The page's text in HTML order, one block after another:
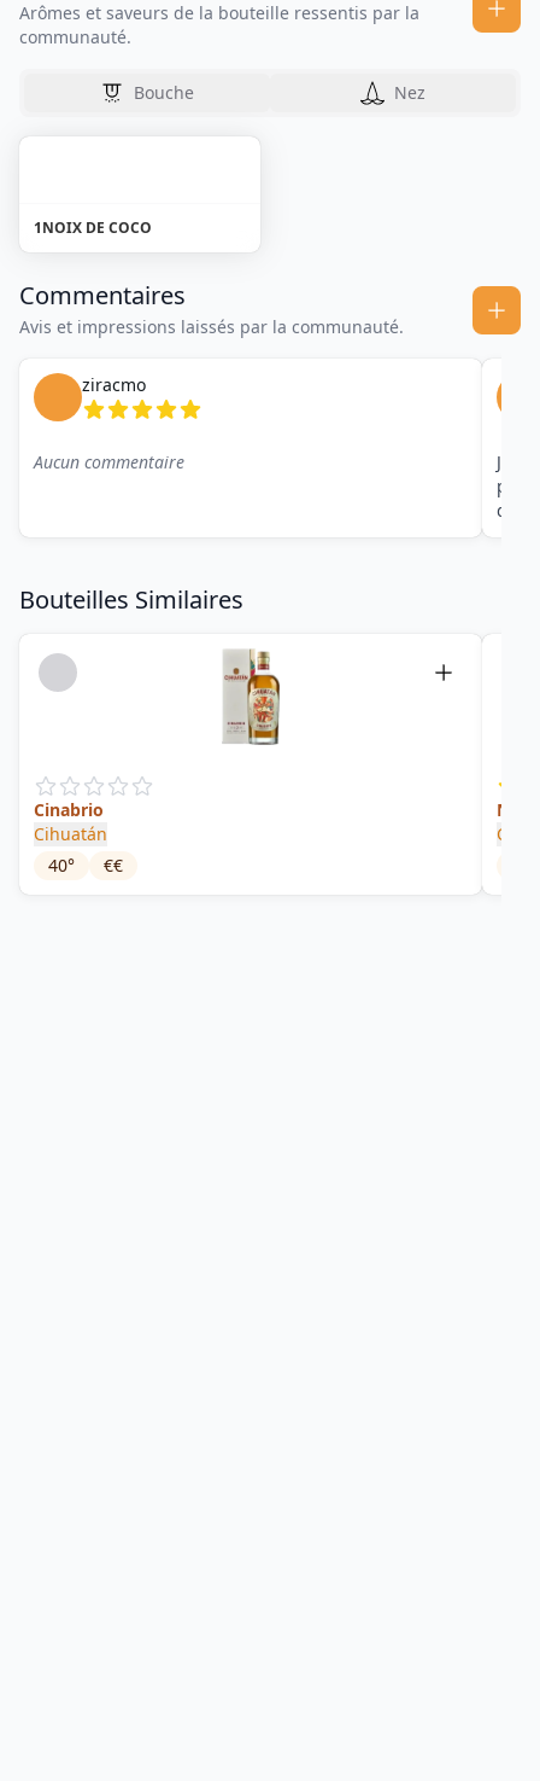
Arômes et saveurs de la bouteille ressentis par la
communauté.
Bouche Nez
1NOIX DE COCO
Commentaires
Avis et impressions laissés par la communauté.
ziracmo
Aucun commentaire
Bouteilles Similaires
Cinabrio
Cihuatán
40° €€